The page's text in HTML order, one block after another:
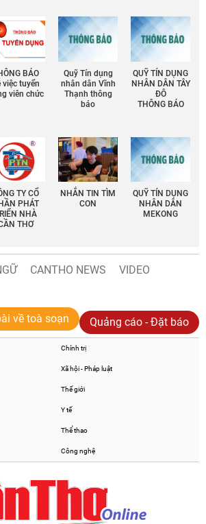
BÁO
việc tuyển
viên chức
Quỹ Tín dụng
nhân dân Vĩnh
Thạnh thông
báo
QUỸ TÍN DỤNG
NHÂN DÂN TÂY
ĐÔ
THÔNG BÁO
TY CỔ
PHÁT
NHÀ
THƠ
NHẮN TIN TÌM
CON
QUỸ TÍN DỤNG
NHÂN DÂN
MEKONG
CANTHO NEWS
VIDEO
về toà soạn Quảng cáo - Đặt báo
Chính trị
Xã hội - Pháp luật
Thế giới
Y tế
Thể thao
Công nghệ